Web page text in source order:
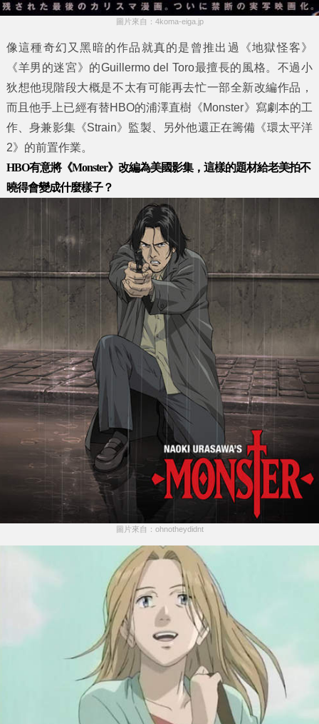
圖片來自：4koma-eiga.jp
像這種奇幻又黑暗的作品就真的是曾推出過《地獄怪客》
《羊男的迷宮》的Guillermo del Toro最擅長的風格。不過小
狄想他現階段大概是不太有可能再去忙一部全新改編作品，
而且他手上已經有替HBO的浦澤直樹《Monster》寫劇本的工
作、身兼影集《Strain》監製、另外他還正在籌備《環太平洋
2》的前置作業。
HBO有意將《Monster》改編為美國影集，這樣的題材給老美拍不
曉得會變成什麼樣子？
圖片來自：ohnotheydidnt